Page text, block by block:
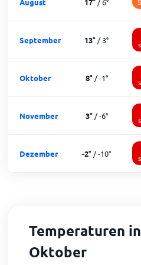
September 13° /3°
Oktober 8°/-1°
November 3°/-6°
Dezember -2° /-10°
Temperaturen
Oktober